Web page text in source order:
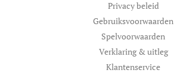
Privacy beleid
Gebruiksvoorwaarden
Spelvoorwaarden
Verklaring & uitleg
Klantenservice